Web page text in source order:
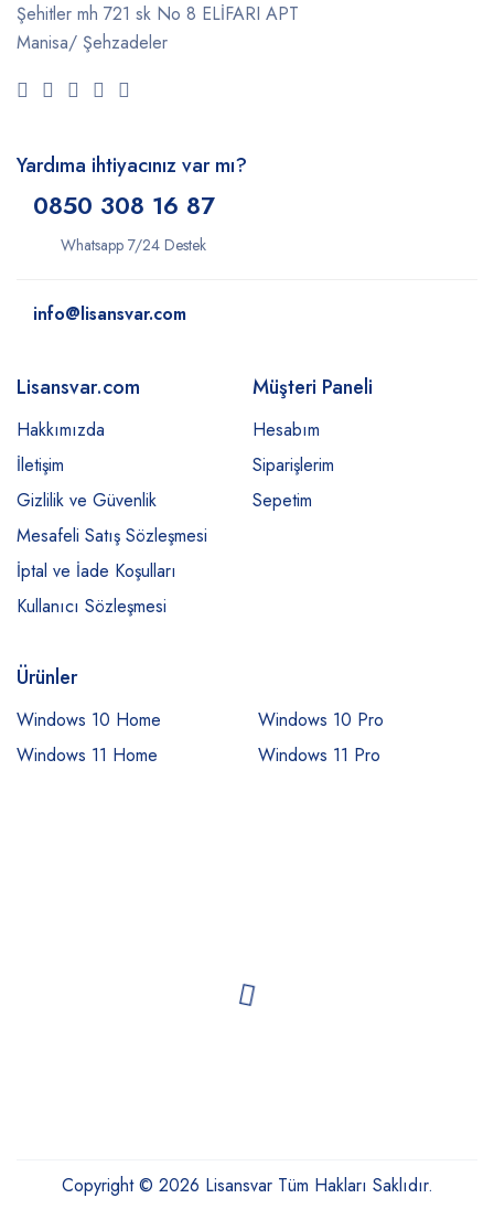
Şehitler mh 721 sk No 8 ELİFARI APT
Manisa/ Şehzadeler
Yardıma ihtiyacınız var mı?
0850 308 16 87
Whatsapp 7/24 Destek
info@lisansvar.com
Lisansvar.com
Hakkımızda
İletişim
Gizlilik ve Güvenlik
Mesafeli Satış Sözleşmesi
İptal ve İade Koşulları
Kullanıcı Sözleşmesi
Müşteri Paneli
Hesabım
Siparişlerim
Sepetim
Ürünler
Windows 10 Home
Windows 10 Pro
Windows 11 Home
Windows 11 Pro
Copyright © 2026 Lisansvar Tüm Hakları Saklıdır.